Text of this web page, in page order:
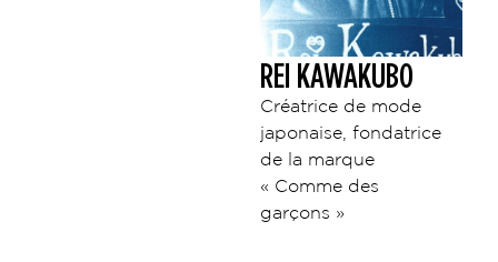
REI KAWAKUBO
Créatrice de mode
japonaise, fondatrice
de la marque
« Comme des
garçons »